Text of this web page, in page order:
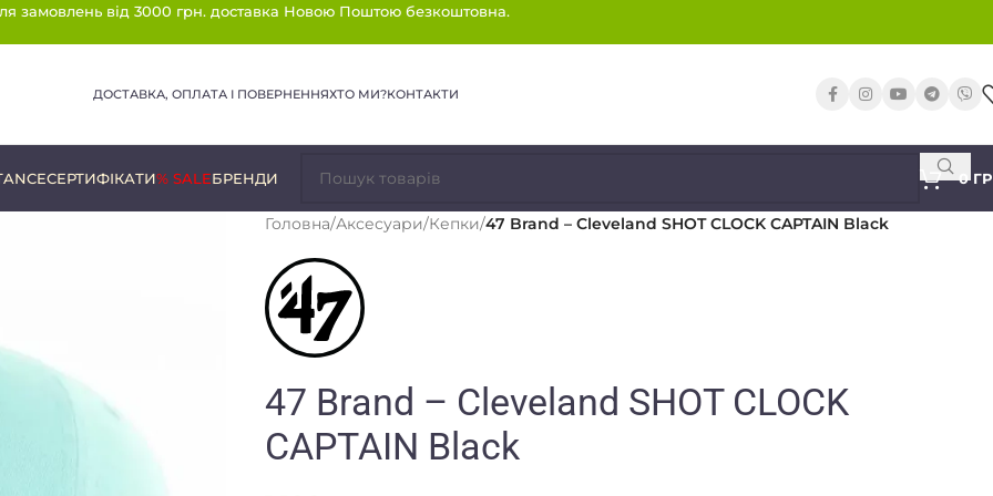
замовлень від 3000 грн. доставка Новою Поштою безкоштовна.
ДОСТАВКА, ОПЛАТА І ПОВЕРНЕННЯХТО МИ?КОНТАКТИ
СЕРТИФІКАТИ% SALEБРЕНДИ 0
Головна/Аксесуари/Кепки/47 Brand – Сleveland SHOT CLOCK CAPTAIN Black
47 Brand – Сleveland SHOT CLOCK
CAPTAIN Black